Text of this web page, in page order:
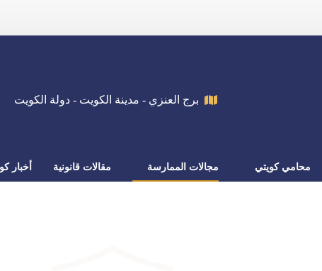
برج العنزي - مدينة الكويت - دولة الكويت
محامي كويتي مجالات الممارسة مقالات قانونية أخبار